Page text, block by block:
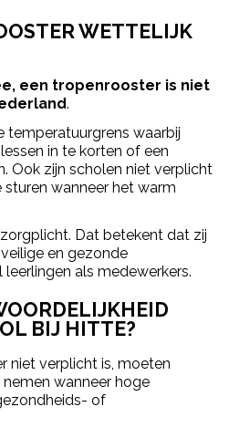
WETTELIJK
een tropenrooster is niet
.
temperatuurgrens waarbij
in te korten of een
Ook zijn scholen niet verplicht
wanneer het warm
Dat betekent dat zij
en gezonde
als medewerkers.
BIJ HITTE?
niet verplicht is, moeten
wanneer hoge
of